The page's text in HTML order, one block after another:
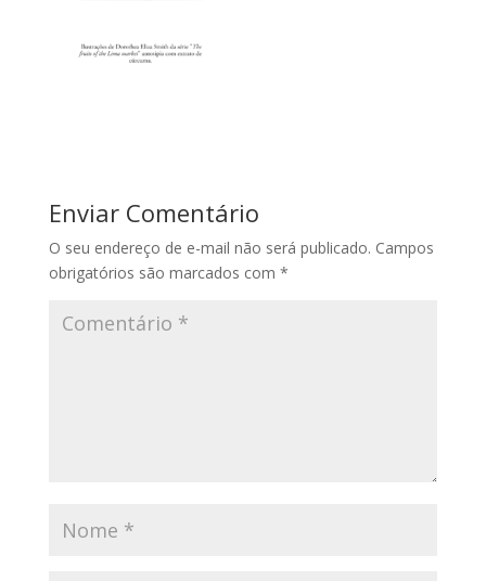
Enviar Comentário
O seu endereço de e-mail não será publicado. Campos
obrigatórios são marcados com *